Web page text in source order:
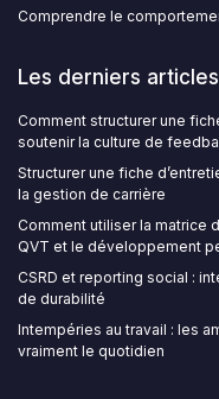
Comprendre le
Les derniers articles
Comment structurer une
soutenir la culture de
Structurer une fiche
la gestion de carrière
Comment utiliser la matrice
QVT et le développement
CSRD et reporting social :
de durabilité
Intempéries au travail : les
vraiment le quotidien